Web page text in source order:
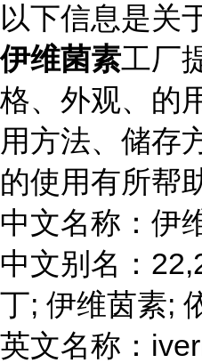
以下信息是关
伊维菌素工厂
格、外观、的
用方法、储存
的使用有所帮
中文名称：伊
中文别名：
丁; 伊维茵素;
英文名称：